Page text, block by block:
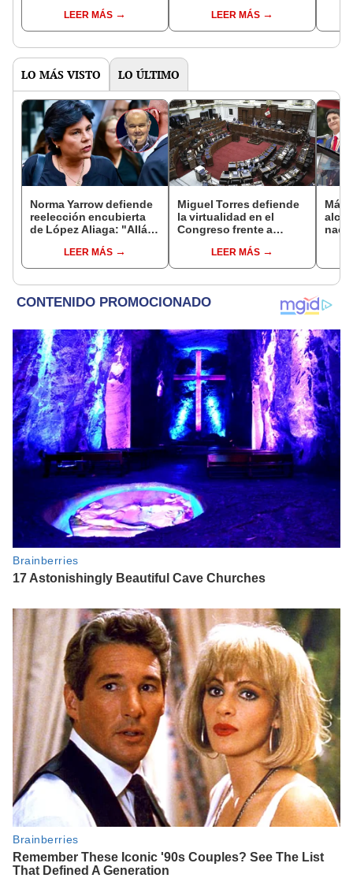
fiesta con pasajes
pagados por el
LEER MÁS
caso cócteles
LEER MÁS
LO MÁS VISTO LO ÚLTIMO
Norma Yarrow defiende
reelección encubierta
de López Aliaga: "Allá el
sacar la vuelta"
LEER MÁS
Miguel Torres defiende
la virtualidad en el
Congreso frente a
plantea la
presencialidad
LEER MÁS
Más